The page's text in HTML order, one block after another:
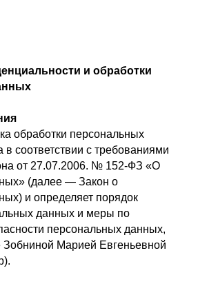
и обработки
обработки персональных
в соответствии с требованиями
от 27.07.2006. № 152-ФЗ «О
(далее — Закон о
и определяет порядок
данных и меры по
персональных данных,
Марией Евгеньевной